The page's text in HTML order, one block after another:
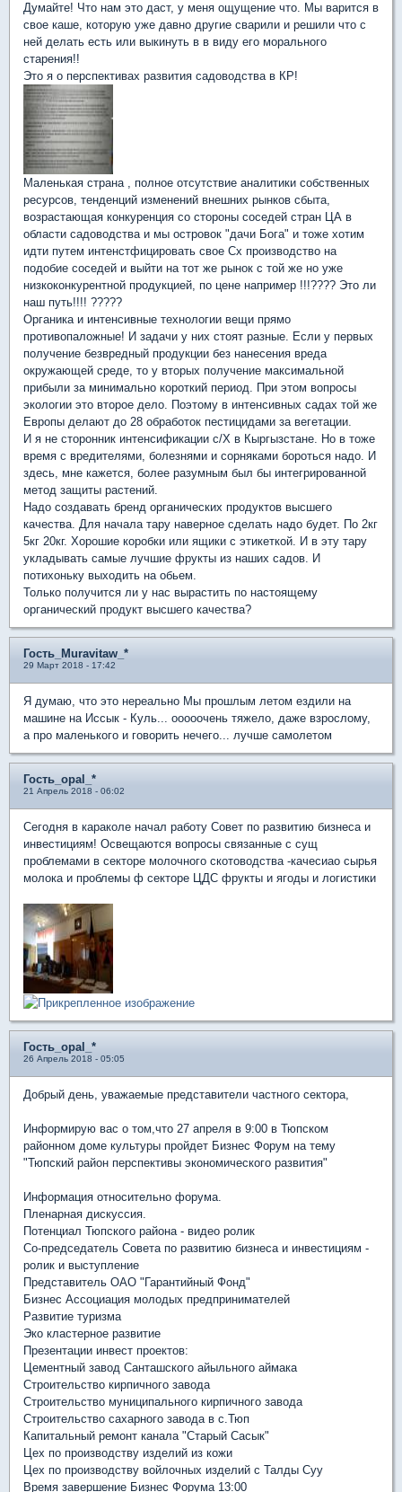
Думайте! Что нам это даст, у меня ощущение что. Мы варится в
свое каше, которую уже давно другие сварили и решили что с
ней делать есть или выкинуть в в виду его морального
старения!!
Это я о перспективах развития садоводства в КР!
Маленькая страна , полное отсутствие аналитики собственных
ресурсов, тенденций изменений внешних рынков сбыта,
возрастающая конкуренция со стороны соседей стран ЦА в
области садоводства и мы островок "дачи Бога" и тоже хотим
идти путем интенстфицировать свое Сх производство на
подобие соседей и выйти на тот же рынок с той же но уже
низкоконкурентной продукцией, по цене например !!!???? Это ли
наш путь!!!! ?????
Органика и интенсивные технологии вещи прямо
противопаложные! И задачи у них стоят разные. Если у первых
получение безвредный продукции без нанесения вреда
окружающей среде, то у вторых получение максимальной
прибыли за минимально короткий период. При этом вопросы
экологии это второе дело. Поэтому в интенсивных садах той же
Европы делают до 28 обработок пестицидами за вегетации.
И я не сторонник интенсификации с/Х в Кыргызстане. Но в тоже
время с вредителями, болезнями и сорняками бороться надо. И
здесь, мне кажется, более разумным был бы интегрированной
метод защиты растений.
Надо создавать бренд органических продуктов высшего
качества. Для начала тару наверное сделать надо будет. По 2кг
5кг 20кг. Хорошие коробки или ящики с этикеткой. И в эту тару
укладывать самые лучшие фрукты из наших садов. И
потихоньку выходить на обьем.
Только получится ли у нас вырастить по настоящему
органический продукт высшего качества?
Гость_Muravitaw_*
29 Март 2018 - 17:42
Я думаю, что это нереально Мы прошлым летом ездили на
машине на Иссык - Куль... ооооочень тяжело, даже взрослому,
а про маленького и говорить нечего... лучше самолетом
Гость_opal_*
21 Апрель 2018 - 06:02
Сегодня в караколе начал работу Совет по развитию бизнеса и
инвестициям! Освещаются вопросы связанные с сущ
проблемами в секторе молочного скотоводства -качесиао сырья
молока и проблемы ф секторе ЦДС фрукты и ягоды и логистики
Гость_opal_*
26 Апрель 2018 - 05:05
Добрый день, уважаемые представители частного сектора,
Информирую вас о том,что 27 апреля в 9:00 в Тюпском
районном доме культуры пройдет Бизнес Форум на тему
"Тюпский район перспективы экономического развития"
Информация относительно форума.
Пленарная дискуссия.
Потенциал Тюпского района - видео ролик
Со-председатель Совета по развитию бизнеса и инвестициям -
ролик и выступление
Представитель ОАО "Гарантийный Фонд"
Бизнес Ассоциация молодых предпринимателей
Развитие туризма
Эко кластерное развитие
Презентации инвест проектов:
Цементный завод Санташского айыльного аймака
Строительство кирпичного завода
Строительство муниципального кирпичного завода
Строительство сахарного завода в с.Тюп
Капитальный ремонт канала "Старый Сасык"
Цех по производству изделий из кожи
Цех по производству войлочных изделий с Талды Суу
Время завершение Бизнес Форума 13:00